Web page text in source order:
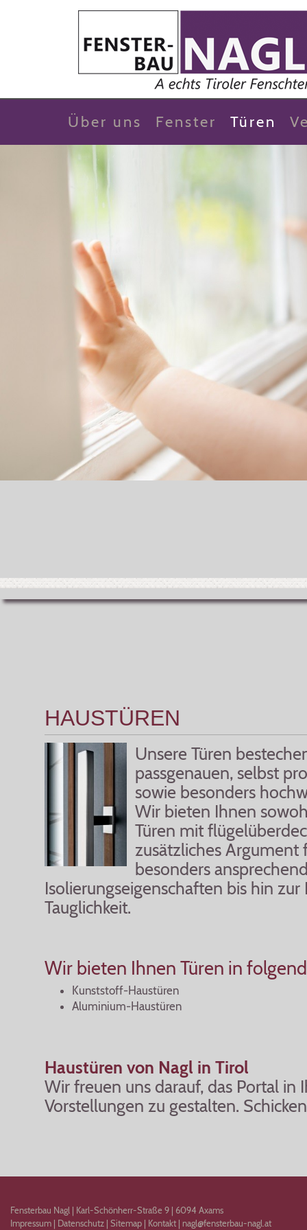
Über uns Fenster Türen
HAUSTÜREN
Unsere Türen
passgenauen, selbst
sowie besonders
Wir bieten Ihnen
Türen mit
zusätzliches Argument
besonders
Isolierungseigenschaften bis hin zur
Tauglichkeit.
Wir bieten Ihnen Türen in
Kunststoff-Haustüren
Aluminium-Haustüren
Haustüren von Nagl in Tirol
Wir freuen uns darauf, das Portal in
Vorstellungen zu gestalten.
Fensterbau Nagl | Karl-Schönherr-Straße 9 | 6094 Axams
Impressum | Datenschutz | Sitemap | Kontakt | nagl@fensterbau-nagl.at